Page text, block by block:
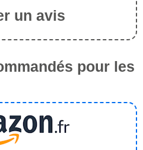
un avis
pour les